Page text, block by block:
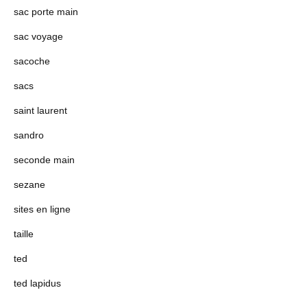
sac porte main
sac voyage
sacoche
sacs
saint laurent
sandro
seconde main
sezane
sites en ligne
taille
ted
ted lapidus